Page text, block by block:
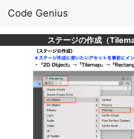
Code Genius
ステージの作成（